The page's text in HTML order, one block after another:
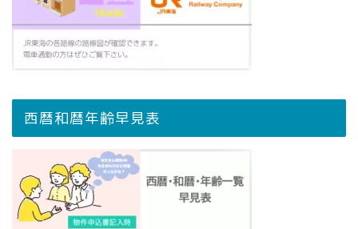
西暦和暦年齢早見表